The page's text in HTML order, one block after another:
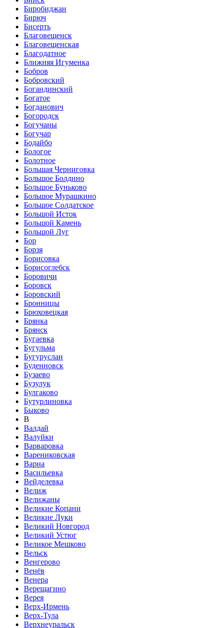
Биробиджан
Бирюч
Бисерть
Благовещенск
Благовещенская
Благодатное
Ближняя Игуменка
Бобров
Бобровский
Богандинский
Богатое
Богданович
Богородск
Богучаны
Богучар
Бодайбо
Бологое
Болотное
Большая Черниговка
Большое Болдино
Большое Буньково
Большое Мурашкино
Большое Солдатское
Большой Исток
Большой Камень
Большой Луг
Бор
Борзя
Борисовка
Борисоглебск
Боровичи
Боровск
Боровский
Бронницы
Брюховецкая
Брянка
Брянск
Бугаевка
Бугульма
Бугуруслан
Буденновск
Бузаево
Бузулук
Булгаково
Бутурлиновка
Быково
В
Валдай
Валуйки
Варваровка
Варениковская
Варна
Васильевка
Вейделевка
Велиж
Велижаны
Великие Копани
Великие Луки
Великий Новгород
Великий Устюг
Великое Мешково
Вельск
Венгерово
Венёв
Венера
Верещагино
Верея
Верх-Ирмень
Верх-Тула
Верхнеуральск